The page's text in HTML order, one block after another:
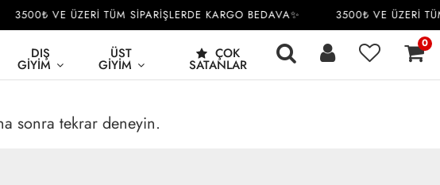
3500₺ VE ÜZERİ TÜM SİPARİŞLERDE KARGO BEDAVA✨ 3500₺ VE ÜZERİ
DIŞ
GIYIM
ÜST
GIYIM
ÇOK
SATANLAR
0
sonra tekrar deneyin.